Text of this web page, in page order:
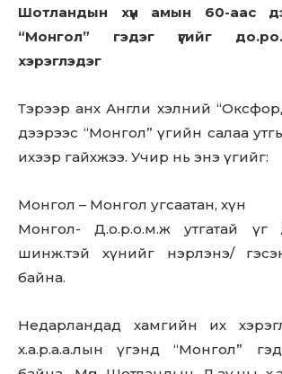
Шотландын хүн амын 60-аас
“Монгол” гэдэг үгийг
хэрэглэдэг
Тэрээр анх Англи хэлний
дээрээс “Монгол” үгийн салаа
ихээр гайхжээ. Учир нь энэ үгийг:
Монгол – Монгол угсаатан, хүн
Монгол- Д.o.p.o.м.ж утгатай үг
шинж.тэй хүнийг нэрлэнэ/
байна.
Недарландад хамгийн их
х.а.р.а.а.лын үгэнд “Монгол”